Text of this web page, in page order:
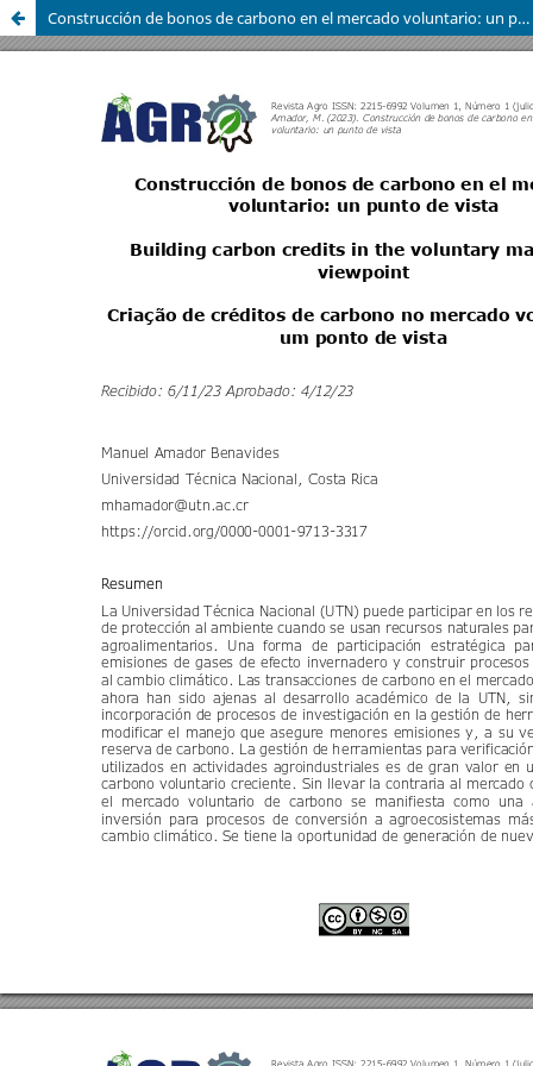
Construcción de bonos de carbono en el mercado voluntario: un punto de vista